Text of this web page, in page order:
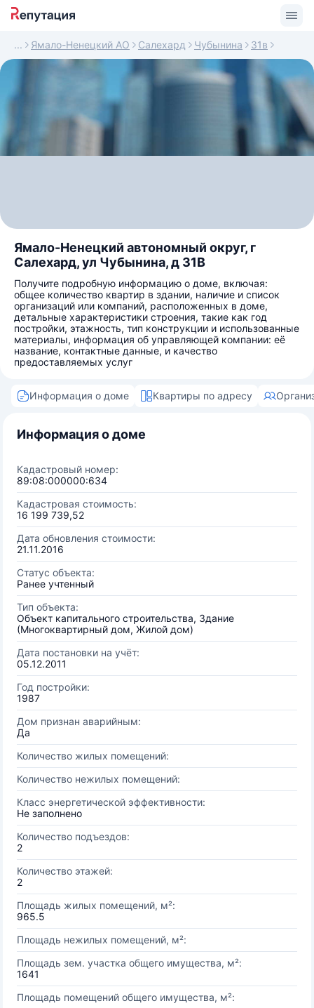
Ямало-Ненецкий АО Салехард Чубынина 31в
Ямало-Ненецкий автономный округ, г
Салехард, ул Чубынина, д 31В
Получите подробную информацию о доме, включая:
общее количество квартир в здании, наличие и список
организаций или компаний, расположенных в доме,
детальные характеристики строения, такие как год
постройки, этажность, тип конструкции и использованные
материалы, информация об управляющей компании: её
название, контактные данные, и качество
предоставляемых услуг
Информация о доме Квартиры по адресу
Информация о доме
Кадастровый номер:
89:08:000000:634
Кадастровая стоимость:
16 199 739,52
Дата обновления стоимости:
21.11.2016
Статус объекта:
Ранее учтенный
Тип объекта:
Объект капитального строительства, Здание
(Многоквартирный дом, Жилой дом)
Дата постановки на учёт:
05.12.2011
Год постройки:
1987
Дом признан аварийным:
Да
Количество жилых помещений:
Количество нежилых помещений:
Класс энергетической эффективности:
Не заполнено
Количество подъездов:
2
Количество этажей:
2
Площадь жилых помещений, м²:
965.5
Площадь нежилых помещений, м²:
Площадь зем. участка общего имущества, м²:
1641
Площадь помещений общего имущества, м²: